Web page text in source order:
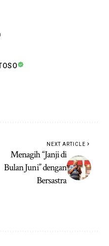
NEXT ARTICLE
Menagih “Janji di
Bulan Juni” dengan
Bersastra